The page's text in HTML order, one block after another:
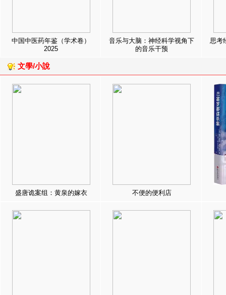
中国中医药年鉴（学术卷）
2025
音乐与大脑：神经科学视角下
的音乐干预
思考
文學/小說
盛唐诡案组：黄泉的嫁衣 不便的便利店